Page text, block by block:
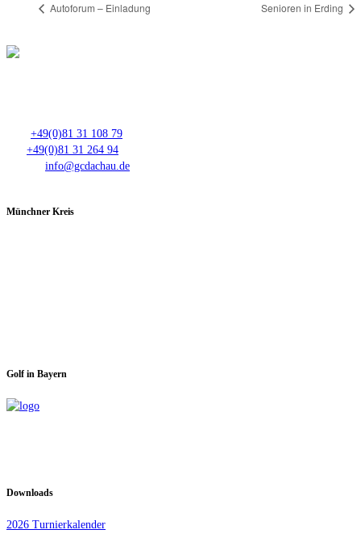
Autoforum – Einladung Senioren in Erding
+49(0)81 31 108 79
+49(0)81 31 264 94
info@gcdachau.de
Münchner Kreis
Golf in Bayern
Downloads
2026 Turnierkalender